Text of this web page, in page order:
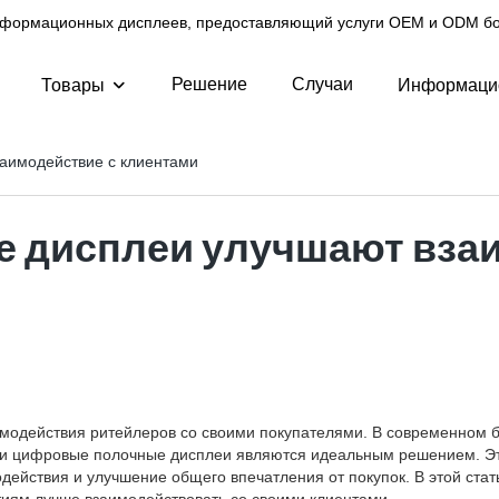
дисплеев, предоставляющий услуги OEM и ODM
Товары Решение Случаи
с клиентами
улучшают
ритейлеров со своими покупателями. В
цифровые полочные дисплеи являются идеальным решением.
и улучшение общего впечатления от покупок. В этой